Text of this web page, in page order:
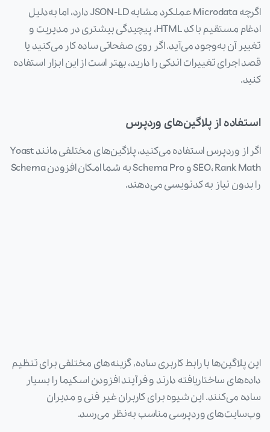
اگرچه Microdata عملکرد مشابه JSON-LD دارد، اما به‌دلیل
ادغام مستقیم با کد HTML، پیچیدگی بیشتری در مدیریت و
تغییر آن به‌وجود می‌آید. اگر روی صفحاتی ساده کار می‌کنید یا
قصد اجرای تغییرات اندکی را دارید، بهتر است از این ابزار استفاده
کنید.
استفاده از پلاگین‌های وردپرس
اگر از وردپرس استفاده می‌کنید، پلاگین‌های مختلفی مانند Yoast
SEO، Rank Math و Schema Pro به شما امکان افزودن Schema
را بدون نیاز به کدنویسی می‌دهند.
این پلاگین‌ها با رابط کاربری ساده، گزینه‌های مختلفی برای تنظیم
داده‌های ساختاریافته دارند و فرآیند افزودن اسکیما را بسیار
ساده می‌کنند. این شیوه برای کاربران غیر فنی و مدیران
وب‌سایت‌های وردپرسی مناسب به‌نظر می‌رسد.